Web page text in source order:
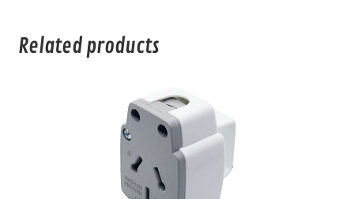
Related products